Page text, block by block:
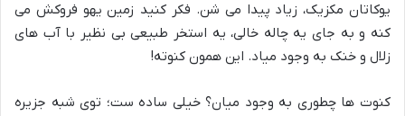
یوکاتان مکزیک، زیاد پیدا می شن. فکر کنید زمین یهو فروکش می
کنه و به جای یه چاله خالی، یه استخر طبیعی بی نظیر با آب های
زلال و خنک به وجود میاد. این همون کنوته!
کنوت ها چطوری به وجود میان؟ خیلی ساده ست؛ توی شبه جزیره